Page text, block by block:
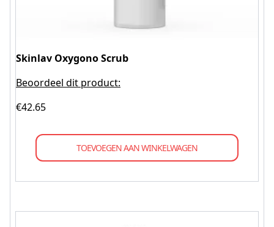
Skinlav Oxygono Scrub
Beoordeel dit product:
€42.65
TOEVOEGEN AAN WINKELWAGEN